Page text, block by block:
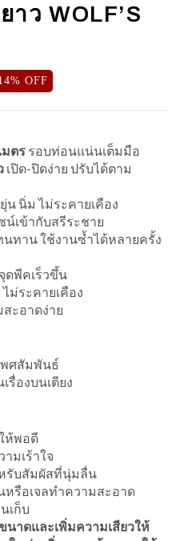
ว WOLF’S
OFF
มตร รอบท่อนแน่นเต็มมือ
เปิด-ปิดง่าย ปรับได้ตาม
น นิ่ม ไม่ระคายเคือง
น์เข้ากับสรีระชาย
นทาน ใช้งานซ้ำได้หลายครั้ง
ดพีคเร็วขึ้น
ม่ระคายเคือง
ะอาดง่าย
พศสัมพันธ์
รื่องบนเตียง
ห้พอดี
ามเร้าใจ
รับสัมผัสที่นุ่มลื่น
หรือเจลทำความสะอาด
เก็บ
นาดและเพิ่มความเสียวให้